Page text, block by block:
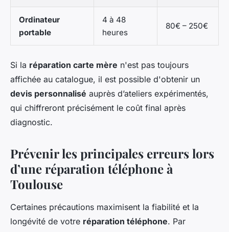
Ordinateur
portable
4 à 48
heures
80€ – 250€
Si la réparation carte mère n'est pas toujours
affichée au catalogue, il est possible d'obtenir un
devis personnalisé auprès d’ateliers expérimentés,
qui chiffreront précisément le coût final après
diagnostic.
Prévenir les principales erreurs lors
d’une réparation téléphone à
Toulouse
Certaines précautions maximisent la fiabilité et la
longévité de votre réparation téléphone. Par